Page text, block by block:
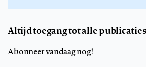
Altijd toegang tot alle
Abonneer vandaag nog!